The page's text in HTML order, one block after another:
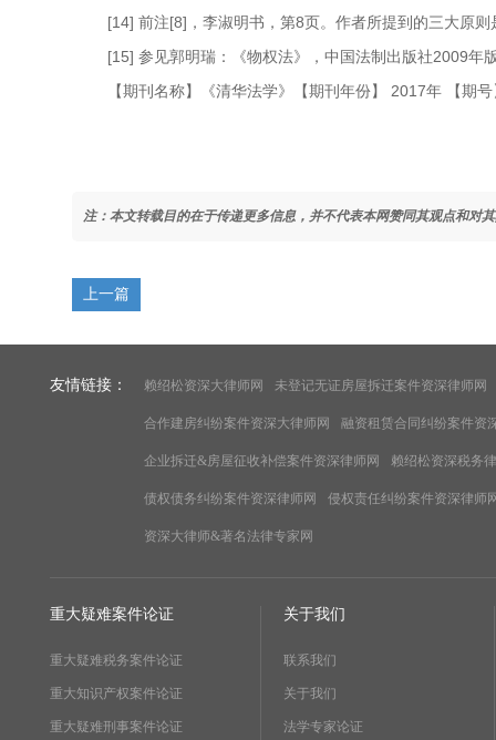
[14] 前注[8]，李淑明书，第8页。作者所提到的三大原
[15] 参见郭明瑞：《物权法》，中国法制出版社2009
【期刊名称】《清华法学》【期刊年份】 2017年 【期
注：本文转载目的在于传递更多信息，并不代表本网赞同其观点和对
上一篇
友情链接： 赖绍松资深大律师网 未登记无证房屋拆迁案件资深律师网
合作建房纠纷案件资深大律师网 融资租赁合同纠纷案件资
企业拆迁&房屋征收补偿案件资深律师网 赖绍松资深税务
债权债务纠纷案件资深律师网 侵权责任纠纷案件资深律师
资深大律师&著名法律专家网
重大疑难案件论证
重大疑难税务案件论证
重大知识产权案件论证
重大疑难刑事案件论证
关于我们
联系我们
关于我们
法学专家论证